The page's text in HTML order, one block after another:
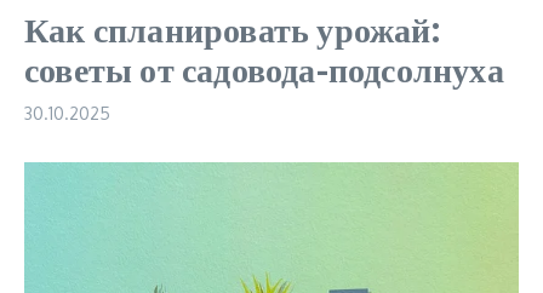
Как спланировать урожай:
советы от садовода-подсолнуха
30.10.2025